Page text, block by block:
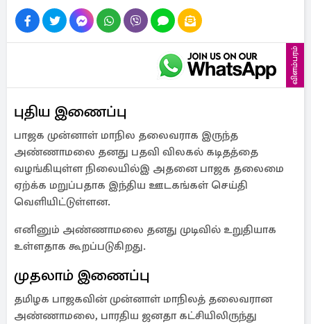
விளம்பரம்
புதிய இணைப்பு
பாஜக முன்னாள் மாநில தலைவராக இருந்த
அண்ணாமலை தனது பதவி விலகல் கடிதத்தை
வழங்கியுள்ள நிலையில்இ அதனை பாஜக தலைமை
ஏற்க்க மறுப்பதாக இந்திய ஊடகங்கள் செய்தி
வெளியிட்டுள்ளன.
எனினும் அண்ணாமலை தனது முடிவில் உறுதியாக
உள்ளதாக கூறப்படுகிறது.
முதலாம் இணைப்பு
தமிழக பாஜகவின் முன்னாள் மாநிலத் தலைவரான
அண்ணாமலை, பாரதிய ஜனதா கட்சியிலிருந்து